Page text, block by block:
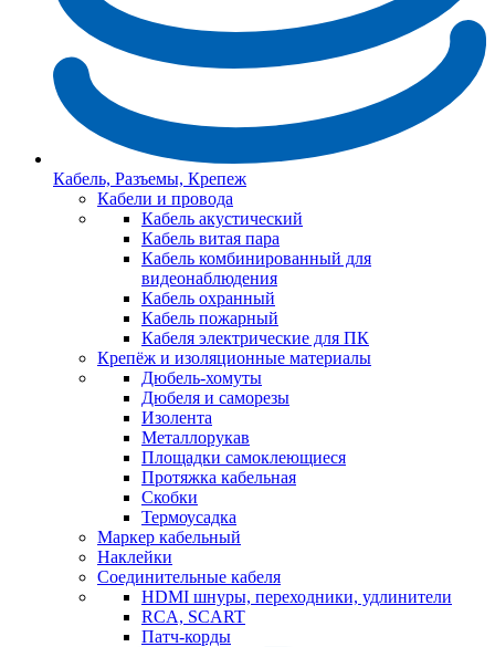
Кабель, Разъемы, Крепеж
Кабели и провода
Кабель акустический
Кабель витая пара
Кабель комбинированный для
видеонаблюдения
Кабель охранный
Кабель пожарный
Кабеля электрические для ПК
Крепёж и изоляционные материалы
Дюбель-хомуты
Дюбеля и саморезы
Изолента
Металлорукав
Площадки самоклеющиеся
Протяжка кабельная
Скобки
Термоусадка
Маркер кабельный
Наклейки
Соединительные кабеля
HDMI шнуры, переходники, удлинители
RCA, SCART
Патч-корды